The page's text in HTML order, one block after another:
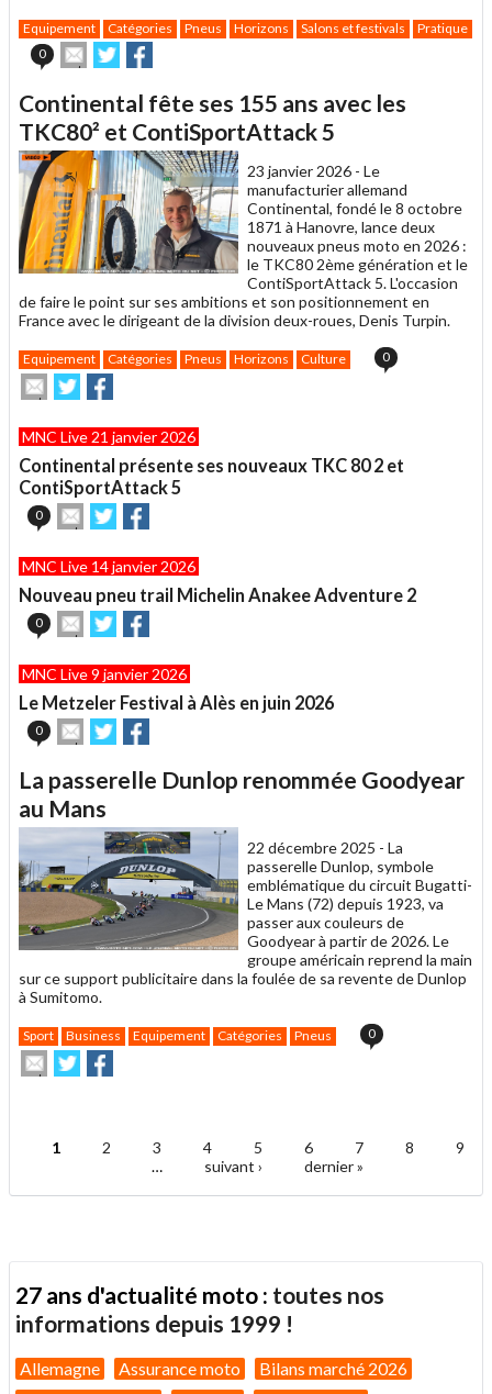
Equipement Catégories Pneus Horizons Salons et festivals
Pratique
0
Envoyer
cet
à
un
ami
Partager
sur sur
Continental fête ses 155 ans avec les
TKC80² et ContiSportAttack 5
23 janvier 2026 - Le
manufacturier allemand
Continental, fondé le 8 octobre
1871 à Hanovre, lance deux
nouveaux pneus moto en 2026 :
le TKC80 2ème génération et le
ContiSportAttack 5. L'occasion
de faire le point sur ses ambitions et son positionnement en
France avec le dirigeant de la division deux-roues, Denis Turpin.
Equipement Catégories Pneus Horizons Culture 0
Envoyer
cet
à
un
ami
Partager
sur
sur
MNC Live 21 janvier 2026
Continental présente ses nouveaux TKC 80 2 et
ContiSportAttack 5
0
Envoyer
cet
à
ami
Partager
sur sur
MNC Live 14 janvier 2026
Nouveau pneu trail Michelin Anakee Adventure 2
0
Envoyer
cet
à
un
ami
Partager
sur sur
MNC Live 9 janvier 2026
Le Metzeler Festival à Alès en juin 2026
0
Envoyer
cet
à
un
ami
Partager
sur sur
La passerelle Dunlop renommée Goodyear
au Mans
22 décembre 2025 - La
passerelle Dunlop, symbole
emblématique du circuit Bugatti-
Le Mans (72) depuis 1923, va
passer aux couleurs de
Goodyear à partir de 2026. Le
groupe américain reprend la main
sur ce support publicitaire dans la foulée de sa revente de Dunlop
à Sumitomo.
Sport Business Equipement Catégories Pneus 0
Envoyer
cet
Partager
sur
sur
Pages
1 2 3 4 5 6 7 8
9
…
suivant › dernier »
27 ans d'actualité moto : toutes nos
informations depuis 1999 !
Allemagne Assurance moto
Bilans marché 2026